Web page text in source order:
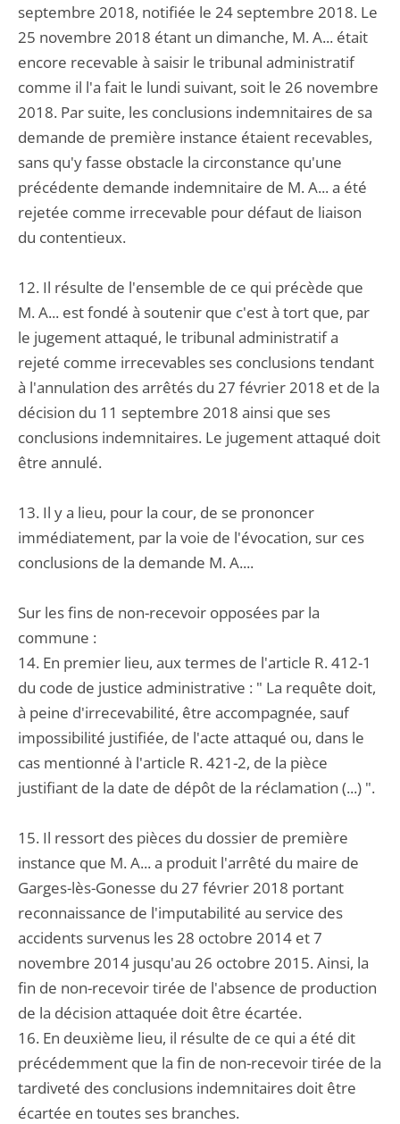
septembre 2018, notifiée le 24 septembre 2018. Le
25 novembre 2018 étant un dimanche, M. A... était
encore recevable à saisir le tribunal administratif
comme il l'a fait le lundi suivant, soit le 26 novembre
2018. Par suite, les conclusions indemnitaires de sa
demande de première instance étaient recevables,
sans qu'y fasse obstacle la circonstance qu'une
précédente demande indemnitaire de M. A... a été
rejetée comme irrecevable pour défaut de liaison
du contentieux.
12. Il résulte de l'ensemble de ce qui précède que
M. A... est fondé à soutenir que c'est à tort que, par
le jugement attaqué, le tribunal administratif a
rejeté comme irrecevables ses conclusions tendant
à l'annulation des arrêtés du 27 février 2018 et de la
décision du 11 septembre 2018 ainsi que ses
conclusions indemnitaires. Le jugement attaqué doit
être annulé.
13. Il y a lieu, pour la cour, de se prononcer
immédiatement, par la voie de l'évocation, sur ces
conclusions de la demande M. A....
Sur les fins de non-recevoir opposées par la
commune :
14. En premier lieu, aux termes de l'article R. 412-1
du code de justice administrative : " La requête doit,
à peine d'irrecevabilité, être accompagnée, sauf
impossibilité justifiée, de l'acte attaqué ou, dans le
cas mentionné à l'article R. 421-2, de la pièce
justifiant de la date de dépôt de la réclamation (...) ".
15. Il ressort des pièces du dossier de première
instance que M. A... a produit l'arrêté du maire de
Garges-lès-Gonesse du 27 février 2018 portant
reconnaissance de l'imputabilité au service des
accidents survenus les 28 octobre 2014 et 7
novembre 2014 jusqu'au 26 octobre 2015. Ainsi, la
fin de non-recevoir tirée de l'absence de production
de la décision attaquée doit être écartée.
16. En deuxième lieu, il résulte de ce qui a été dit
précédemment que la fin de non-recevoir tirée de la
tardiveté des conclusions indemnitaires doit être
écartée en toutes ses branches.